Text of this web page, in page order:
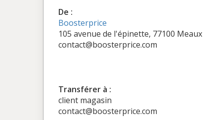
De :
Boosterprice
105 avenue de l'épinette, 77100 Meaux
contact@boosterprice.com
Transférer à :
client magasin
contact@boosterprice.com